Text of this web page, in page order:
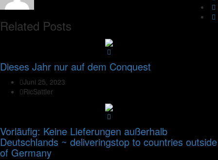
Related Posts
Dieses Jahr nur auf dem Conquest
Juni 25, 2023
RicSattler
Vorläufig: Keine Lieferungen außerhalb
Deutschlands ~ deliveringstop to countries outside
of Germany